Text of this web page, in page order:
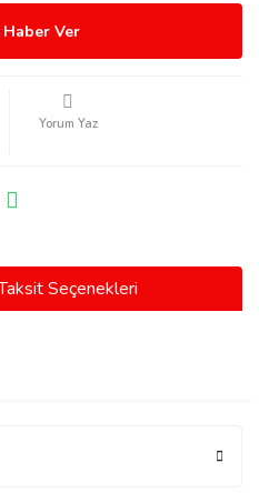
Ver
Yorum Yaz
Seçenekleri